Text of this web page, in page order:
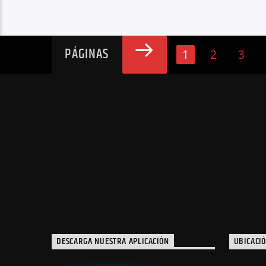
PÁGINAS 1 2 3
DESCARGA NUESTRA APLICACIÓN